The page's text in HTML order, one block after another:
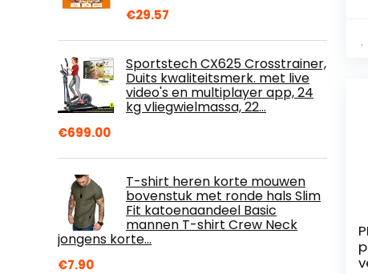
€29.57
Sportstech CX625 Crosstrainer,
Duits kwaliteitsmerk. met live
video's en multiplayer app, 24
kg vliegwielmassa, 22…
€699.00
T-shirt heren korte mouwen
bovenstuk met ronde hals Slim
Fit katoenaandeel Basic
mannen T-shirt Crew Neck
jongens korte…
€7.90